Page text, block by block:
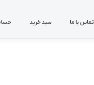
تماس با ما سبد خرید